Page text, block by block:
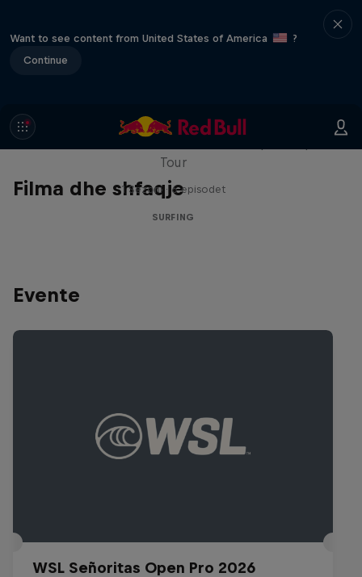
Want to see content from United States of America
?
Continue
Filma dhe shfaqje
WSL Replay
Tour
1 Sezoni · 6 episodet
SURFING
Evente
WSL Señoritas Open Pro 2026